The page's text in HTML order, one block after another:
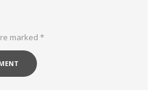
marked *